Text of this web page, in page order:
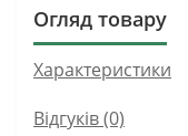
Огляд товару
Характеристики
Відгуків (0)